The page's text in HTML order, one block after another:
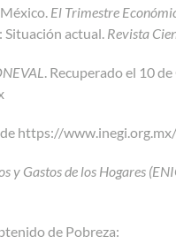
El Trimestre
Situación actual. Revista
. Recuperado el 10
https://
y Gastos de los Hogares
de Pobreza: